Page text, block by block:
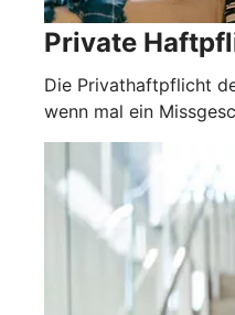
Private
Die Privathaftpflicht
wenn mal ein